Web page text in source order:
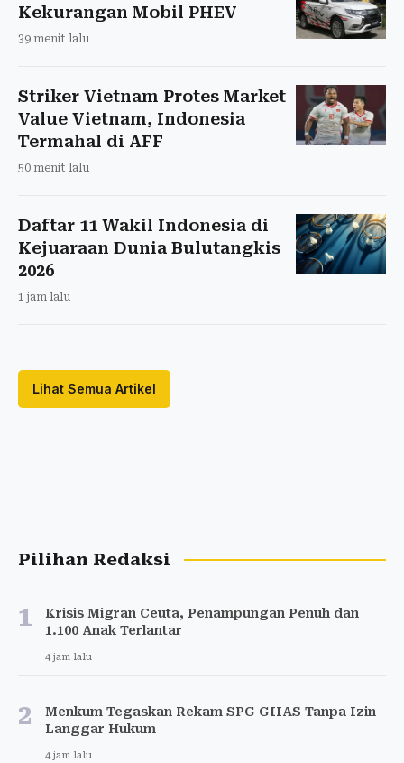
Kekurangan Mobil PHEV
39 menit lalu
Striker Vietnam Protes Market
Value Vietnam, Indonesia
Termahal di AFF
50 menit lalu
Daftar 11 Wakil Indonesia di
Kejuaraan Dunia Bulutangkis
2026
1 jam lalu
Lihat Semua Artikel
Pilihan Redaksi
1
Krisis Migran Ceuta, Penampungan Penuh dan
1.100 Anak Terlantar
4 jam lalu
2
Menkum Tegaskan Rekam SPG GIIAS Tanpa Izin
Langgar Hukum
4 jam lalu